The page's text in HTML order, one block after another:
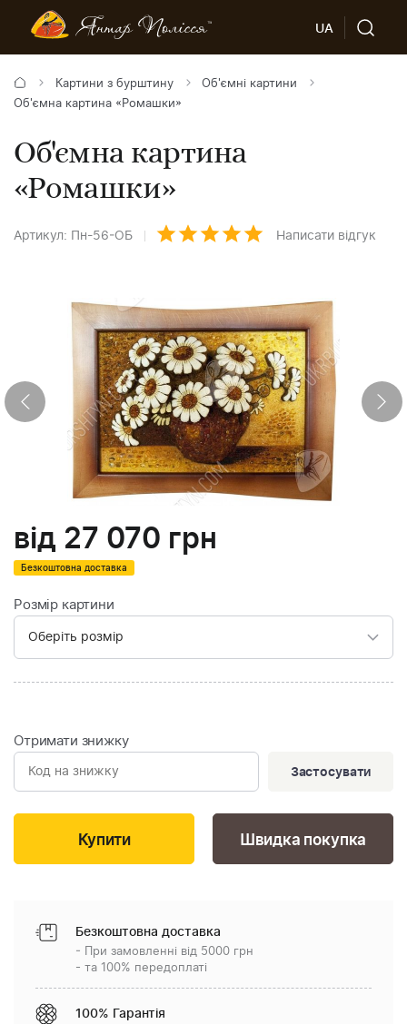
UA
Картини з бурштину
Об'ємні картини
Об'ємна картина «Ромашки»
Об'ємна картина
«Ромашки»
Артикул: Пн-56-ОБ Написати відгук
від 27 070 грн
Безкоштовна доставка
Розмір картини
Отримати знижку
Застосувати
Швидка покупка
Безкоштовна доставка
- При замовленні від 5000 грн
- та 100% передоплаті
100% Гарантія